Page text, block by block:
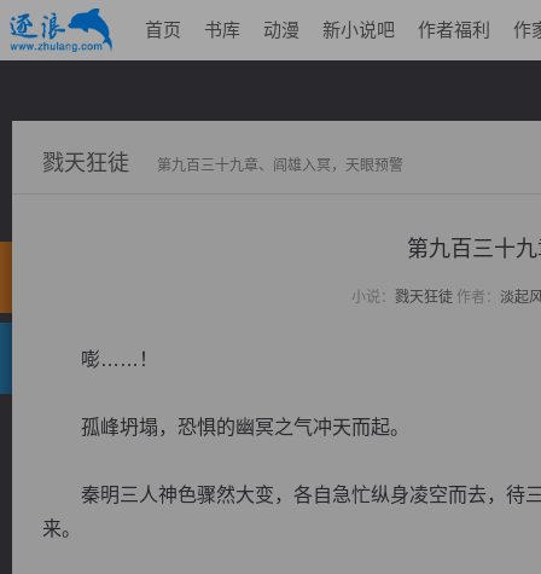
首页 书库 动漫 新小说吧 作者福利 作
戮天狂徒 第九百三十九章、阎雄入冥，天眼预警
第九百三十
小说： 戮天狂徒作者： 淡起
嘭……！
孤峰坍塌，恐惧的幽冥之气冲天而起。
秦明三人神色骤然大变，各自急忙纵身凌空而去，待
来。